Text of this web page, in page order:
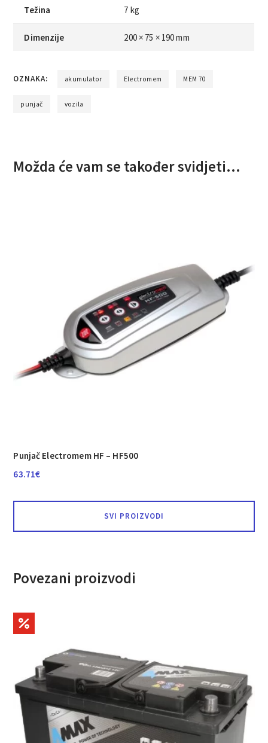
Težina 7 kg
Dimenzije 200 × 75 × 190 mm
OZNAKA: akumulator Electromem MEM 70
punjač vozila
Možda će vam se također svidjeti…
Punjač Electromem HF – HF500
63.71€
SVI PROIZVODI
Povezani proizvodi